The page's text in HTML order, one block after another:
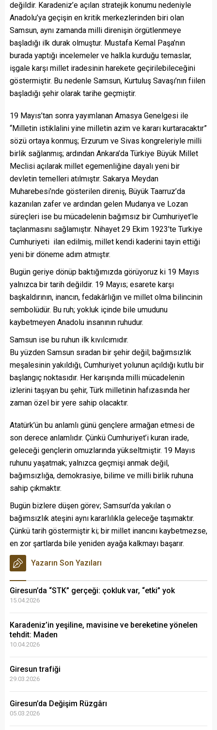
değildir. Karadeniz’e açılan stratejik konumu nedeniyle
Anadolu’ya geçişin en kritik merkezlerinden biri olan
Samsun, aynı zamanda milli direnişin örgütlenmeye
başladığı ilk durak olmuştur. Mustafa Kemal Paşa’nın
burada yaptığı incelemeler ve halkla kurduğu temaslar,
işgale karşı millet iradesinin harekete geçirilebileceğini
göstermiştir. Bu nedenle Samsun, Kurtuluş Savaşı’nın fiilen
başladığı şehir olarak tarihe geçmiştir.
19 Mayıs’tan sonra yayımlanan Amasya Genelgesi ile
“Milletin istiklalini yine milletin azim ve kararı kurtaracaktır”
sözü ortaya konmuş; Erzurum ve Sivas kongreleriyle milli
birlik sağlanmış; ardından Ankara’da Türkiye Büyük Millet
Meclisi açılarak millet egemenliğine dayalı yeni bir
devletin temelleri atılmıştır. Sakarya Meydan
Muharebesi’nde gösterilen direniş, Büyük Taarruz’da
kazanılan zafer ve ardından gelen Mudanya ve Lozan
süreçleri ise bu mücadelenin bağımsız bir Cumhuriyet’le
taçlanmasını sağlamıştır. Nihayet 29 Ekim 1923’te Turkiye
Cumhuriyeti ilan edilmiş, millet kendi kaderini tayin ettiği
yeni bir döneme adım atmıştır.
Bugün geriye dönüp baktığımızda görüyoruz ki 19 Mayıs
yalnızca bir tarih değildir. 19 Mayıs; esarete karşı
başkaldırının, inancın, fedakârlığın ve millet olma bilincinin
sembolüdür. Bu ruh; yokluk içinde bile umudunu
kaybetmeyen Anadolu insanının ruhudur.
Samsun ise bu ruhun ilk kıvılcımıdır.
Bu yüzden Samsun sıradan bir şehir değil; bağımsızlık
meşalesinin yakıldığı, Cumhuriyet yolunun açıldığı kutlu bir
başlangıç noktasıdır. Her karışında milli mücadelenin
izlerini taşıyan bu şehir, Türk milletinin hafızasında her
zaman özel bir yere sahip olacaktır.
Atatürk’ün bu anlamlı günü gençlere armağan etmesi de
son derece anlamlıdır. Çünkü Cumhuriyet’i kuran irade,
geleceği gençlerin omuzlarında yükseltmiştir. 19 Mayıs
ruhunu yaşatmak; yalnızca geçmişi anmak değil,
bağımsızlığa, demokrasiye, bilime ve milli birlik ruhuna
sahip çıkmaktır.
Bugün bizlere düşen görev; Samsun’da yakılan o
bağımsızlık ateşini aynı kararlılıkla geleceğe taşımaktır.
Çünkü tarih göstermiştir ki; bir millet inancını kaybetmezse,
en zor şartlarda bile yeniden ayağa kalkmayı başarır.
Yazarın Son Yazıları
Giresun’da “STK” gerçeği: çokluk var, “etki” yok
15.04.2026
Karadeniz’in yeşiline, mavisine ve bereketine yönelen
tehdit: Maden
10.04.2026
Giresun trafiği
29.03.2026
Giresun’da Değişim Rüzgârı
05.03.2026